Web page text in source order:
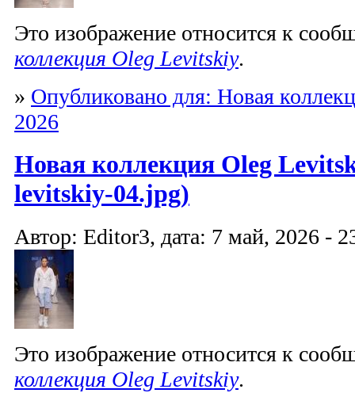
Это изображение относится к
коллекция Oleg Levitskiy.
» Опубликовано для: Новая
2026
Новая коллекция Oleg
levitskiy-04.jpg)
Автор: Editor3, дата: 7 май, 2026 -
Это изображение относится к
коллекция Oleg Levitskiy.